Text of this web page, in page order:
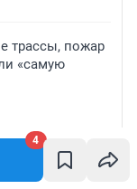
4
трассы, пожар
«самую
из
и создал